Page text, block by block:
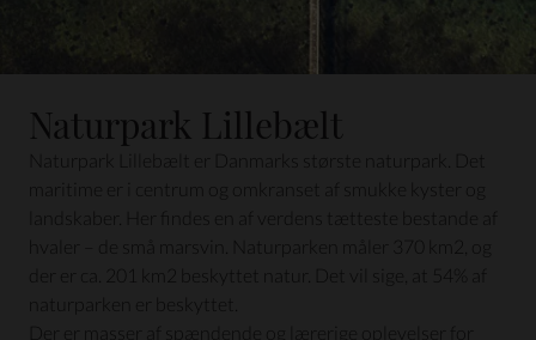
Naturpark Lillebælt